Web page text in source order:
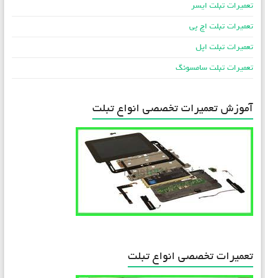
تعمیرات تبلت ایسر
تعمیرات تبلت اچ پی
تعمیرات تبلت اپل
تعمیرات تبلت سامسونگ
آموزش تعمیرات تخصصی انواع تبلت
تعمیرات تخصصی انواع تبلت